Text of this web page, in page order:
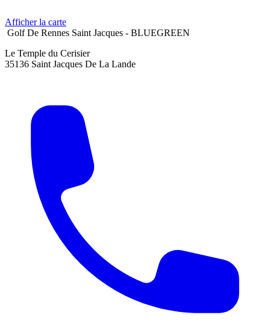
Afficher la carte
Golf De Rennes Saint Jacques - BLUEGREEN
Le Temple du Cerisier
35136 Saint Jacques De La Lande